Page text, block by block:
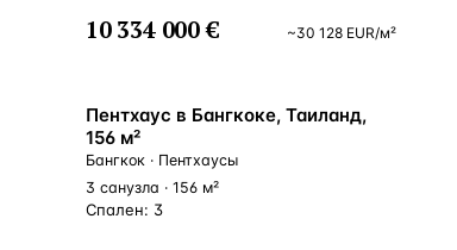
Анталия — Локация
10 334 000 € ~30 128 EUR/м²
Пентхаус в Бангкоке, Таиланд,
156 м²
Бангкок · Пентхаусы
3 санузла · 156 м²
Спален: 3